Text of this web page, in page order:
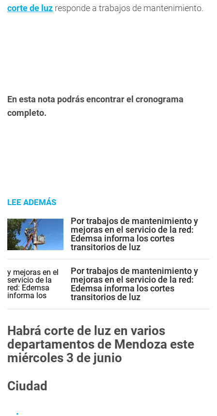
corte de luz responde a trabajos de mantenimiento.
En esta nota podrás encontrar el cronograma
completo.
LEE ADEMÁS
Por trabajos de mantenimiento y
mejoras en el servicio de la red:
Edemsa informa los cortes
transitorios de luz
Por trabajos de mantenimiento y
mejoras en el servicio de la red:
Edemsa informa los cortes
transitorios de luz
Habrá corte de luz en varios
departamentos de Mendoza este
miércoles 3 de junio
Ciudad